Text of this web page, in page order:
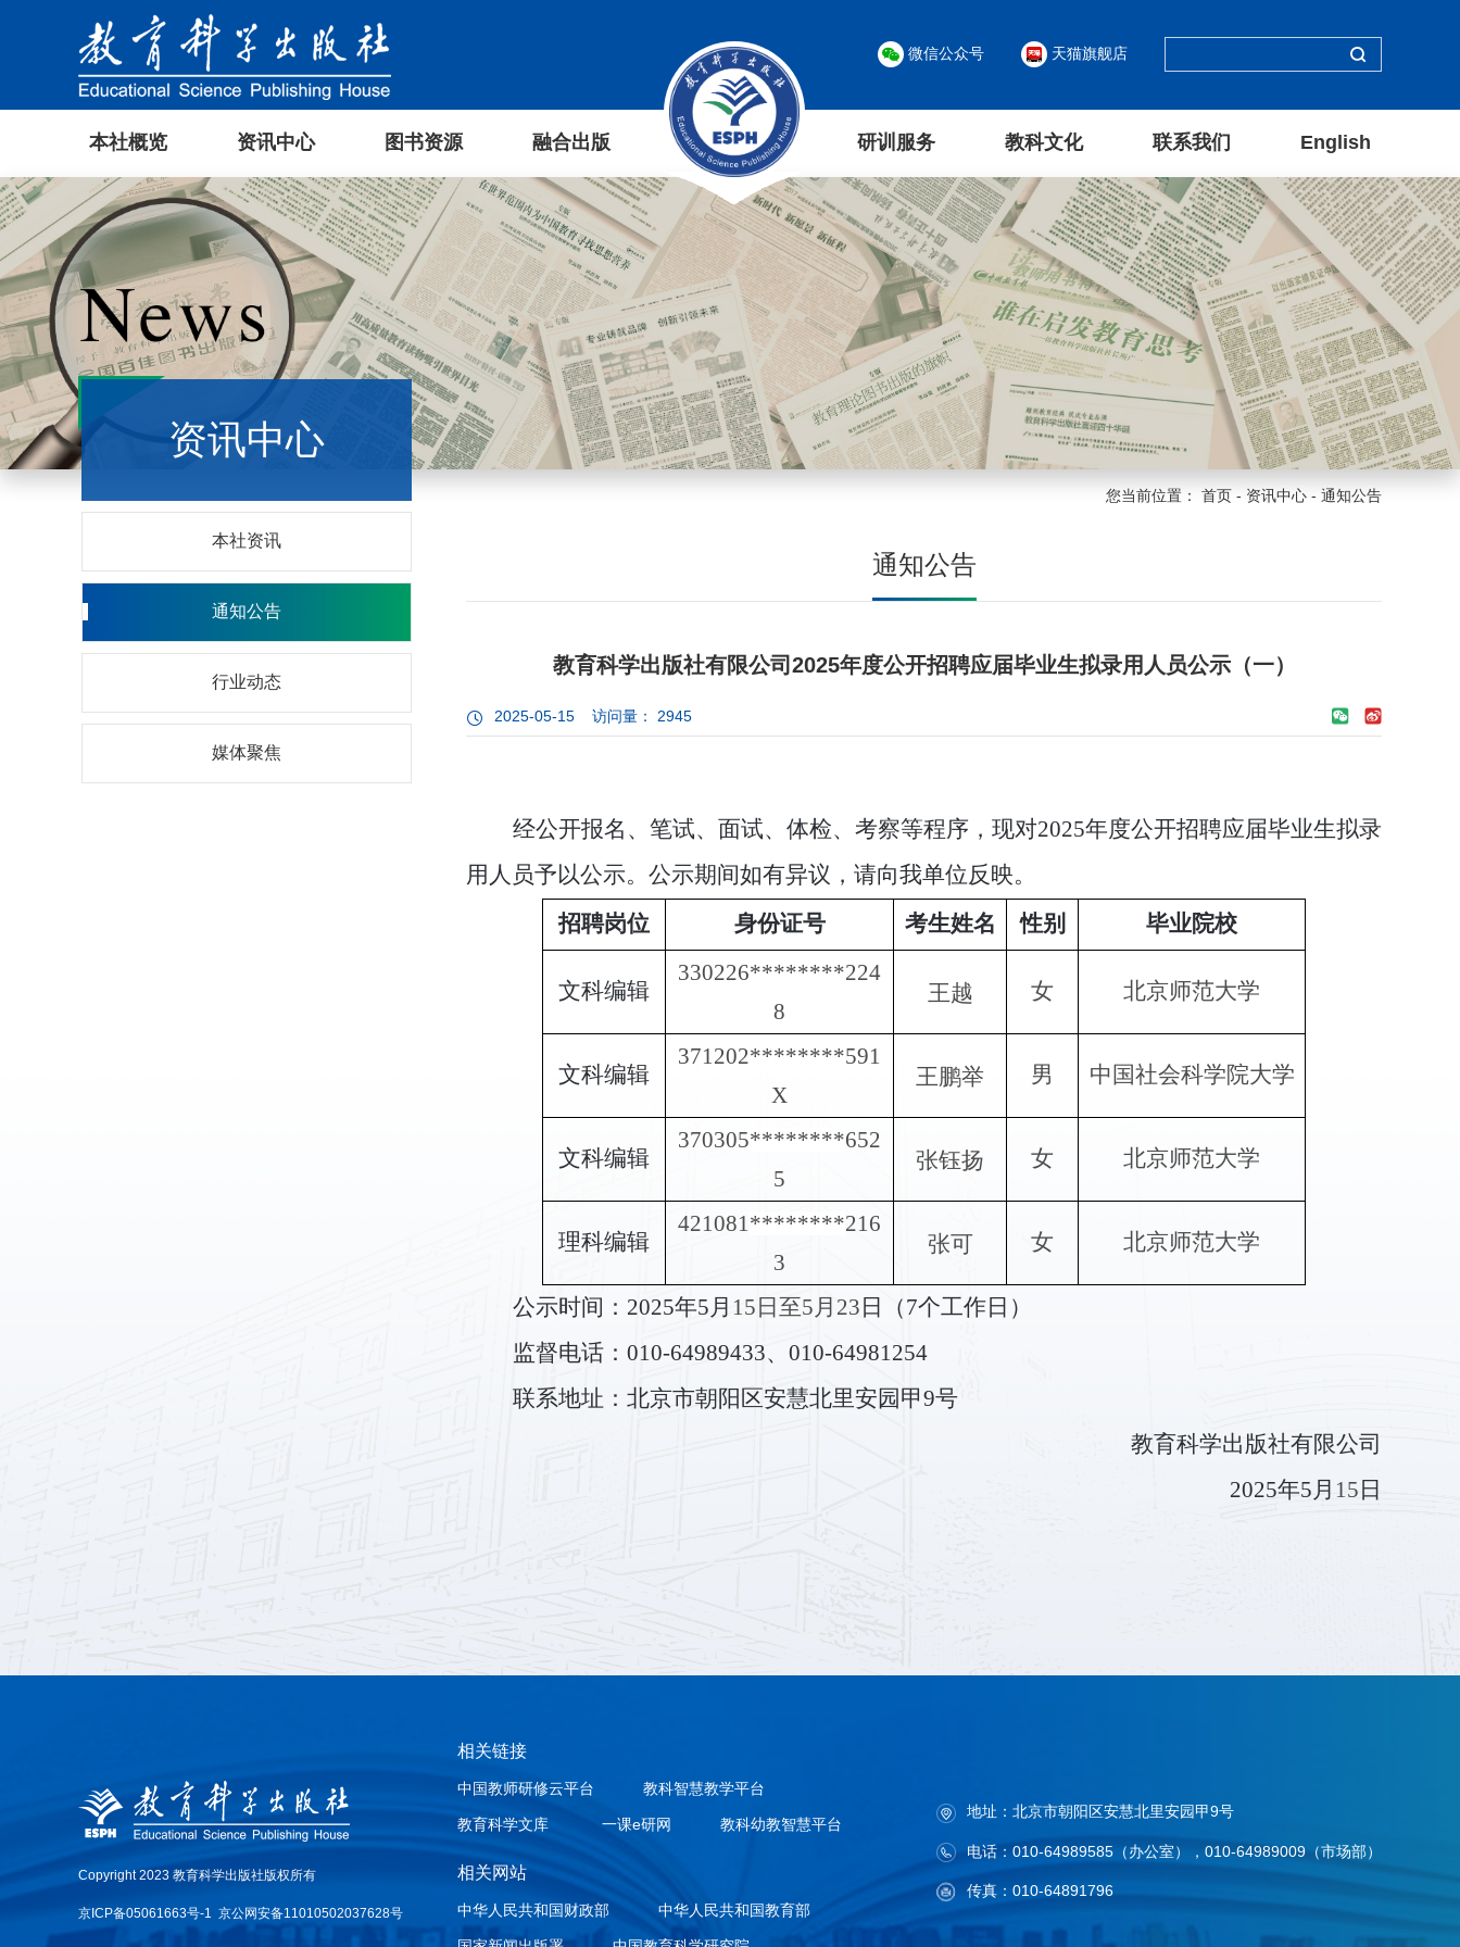
微信公众号 天猫旗舰店
本社概览 资讯中心 图书资源 融合出版 研训服务 教科文化 联系我们 English
您当前位置： 首页 - 资讯中心 - 通知公告
资讯中心
本社资讯
通知公告
行业动态
媒体聚焦
通知公告
教育科学出版社有限公司2025年度公开招聘应届毕业生拟录用人员公示（一）
2025-05-15 访问量： 2945
经公开报名、笔试、面试、体检、考察等程序，现对2025年度公开招聘应届毕业生拟录
用人员予以公示。公示期间如有异议，请向我单位反映。
招聘岗位 身份证号 考生姓名 性别 毕业院校
文科编辑
330226********224
8
王越 女 北京师范大学
文科编辑
371202********591
X
王鹏举 男 中国社会科学院大学
文科编辑
370305********652
5
张钰扬 女 北京师范大学
理科编辑
421081 ********216
3
张可 女 北京师范大学
公示时间： 2025年5 月 15 日至5 月 23 日（7个工作日）
监督电话： 010-64989433、 010-64981254
联系地址：北京市朝阳区安慧北里安园甲9号
教育科学出版社有限公司
2025年5 月 15 日
Copyright 2023 教育科学出版社版权所有
京ICP备05061663号-1 京公网安备11010502037628号
相关链接
中国教师研修云平台 教科智慧教学平台
教育科学文库 一课e研网 教科幼教智慧平台
相关网站
中华人民共和国财政部 中华人民共和国教育部
地址：北京市朝阳区安慧北里安园甲9号
电话：010-64989585（办公室），010-64989009（市场部）
传真：010-64891796